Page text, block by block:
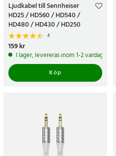
Ljudkabel till Sennheiser
HD25 / HD560 / HD540 /
HD480 / HD430 / HD250
4
Pris:159 kr
159 kr
I lager, levereras inom 1-2 vardagar
Köp